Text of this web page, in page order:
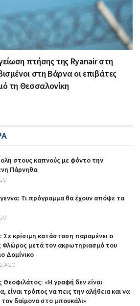
πτήσης της Ryanair στη
στη Βάρνα οι επιβάτες
τη Θεσσαλονίκη
στους καπνούς με φόντο την
Πάρνηθα
Τι πρόγραμμα θα έχουν απόψε τα
Σε κρίσιμη κατάσταση παραμένει ο
Φλώρος μετά τον ακρωτηριασμό του
Δομίνικο
AGO
«Η γραφή δεν είναι
είναι τρόπος να πεις την αλήθεια και να
τον δαίμονα στο μπουκάλι»